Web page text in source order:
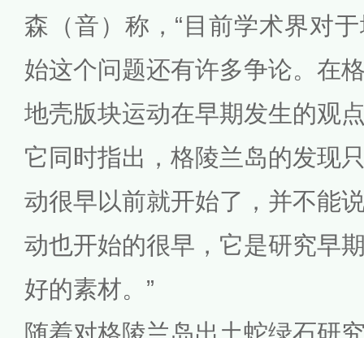
森（音）称，“目前学术界对
始这个问题还有许多争论。在
地壳版块运动在早期发生的观
它同时指出，格陵兰岛的发现
动很早以前就开始了，并不能
动也开始的很早，它是研究早
好的素材。”
随着对格陵兰岛出土蛇绿石研